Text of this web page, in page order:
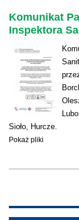
Komunikat
Inspektora
Sioło, Hurcze.
Pokaż pliki